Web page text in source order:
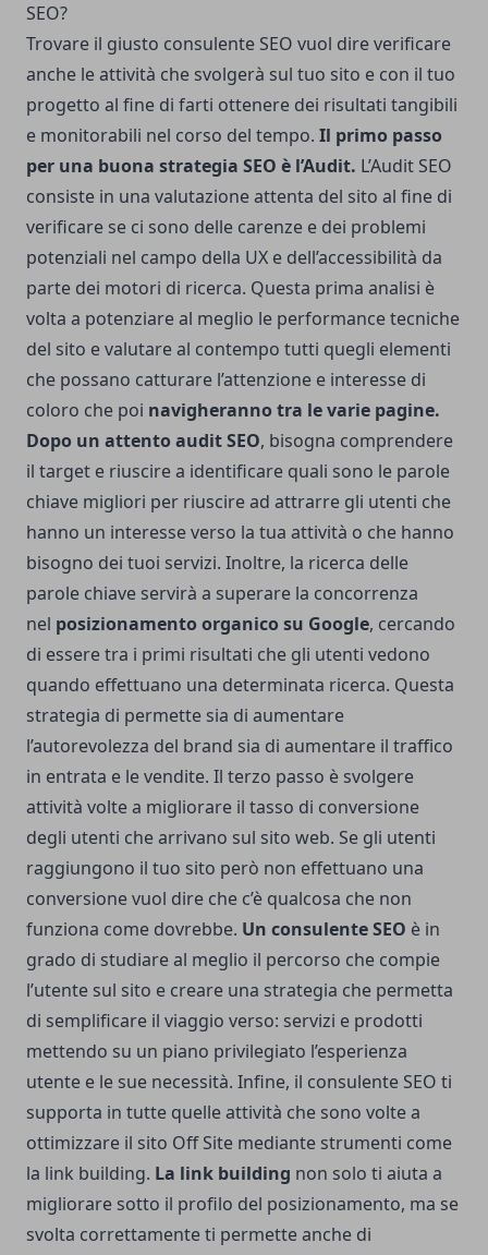
SEO?
Trovare il giusto consulente SEO vuol dire verificare
anche le attività che svolgerà sul tuo sito e con il tuo
progetto al fine di farti ottenere dei risultati tangibili
e monitorabili nel corso del tempo. Il primo passo
per una buona strategia SEO è l’Audit. L’Audit SEO
consiste in una valutazione attenta del sito al fine di
verificare se ci sono delle carenze e dei problemi
potenziali nel campo della UX e dell’accessibilità da
parte dei motori di ricerca. Questa prima analisi è
volta a potenziare al meglio le performance tecniche
del sito e valutare al contempo tutti quegli elementi
che possano catturare l’attenzione e interesse di
coloro che poi navigheranno tra le varie pagine.
Dopo un attento audit SEO, bisogna comprendere
il target e riuscire a identificare quali sono le parole
chiave migliori per riuscire ad attrarre gli utenti che
hanno un interesse verso la tua attività o che hanno
bisogno dei tuoi servizi. Inoltre, la ricerca delle
parole chiave servirà a superare la concorrenza
nel posizionamento organico su Google, cercando
di essere tra i primi risultati che gli utenti vedono
quando effettuano una determinata ricerca. Questa
strategia di permette sia di aumentare
l’autorevolezza del brand sia di aumentare il traffico
in entrata e le vendite. Il terzo passo è svolgere
attività volte a migliorare il tasso di conversione
degli utenti che arrivano sul sito web. Se gli utenti
raggiungono il tuo sito però non effettuano una
conversione vuol dire che c’è qualcosa che non
funziona come dovrebbe. Un consulente SEO è in
grado di studiare al meglio il percorso che compie
l’utente sul sito e creare una strategia che permetta
di semplificare il viaggio verso: servizi e prodotti
mettendo su un piano privilegiato l’esperienza
utente e le sue necessità. Infine, il consulente SEO ti
supporta in tutte quelle attività che sono volte a
ottimizzare il sito Off Site mediante strumenti come
la link building. La link building non solo ti aiuta a
migliorare sotto il profilo del posizionamento, ma se
svolta correttamente ti permette anche di